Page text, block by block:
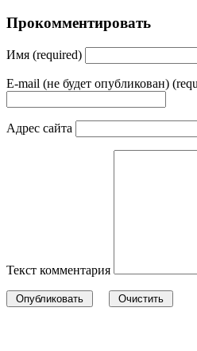
Прокомментировать
Имя (required)
E-mail (не будет опубликован)
Адрес сайта
Текст комментария